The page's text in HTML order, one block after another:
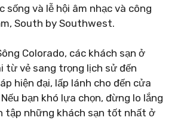
sống và lễ hội âm nhạc và công
South by Southwest.
Colorado, các khách sạn ở
từ vẻ sang trọng lịch sử đến
hiện đại, lấp lánh cho đến cửa
bạn khó lựa chọn, đừng lo lắng
tập những khách sạn tốt nhất ở